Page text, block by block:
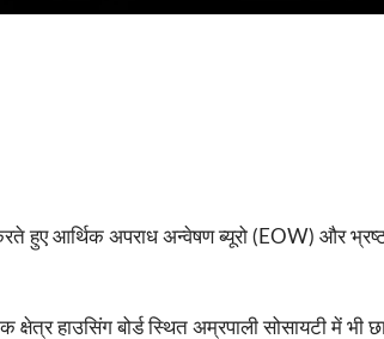
हुए आर्थिक अपराध अन्वेषण ब्यूरो (EOW) और
हाउसिंग बोर्ड स्थित अम्रपाली सोसायटी में